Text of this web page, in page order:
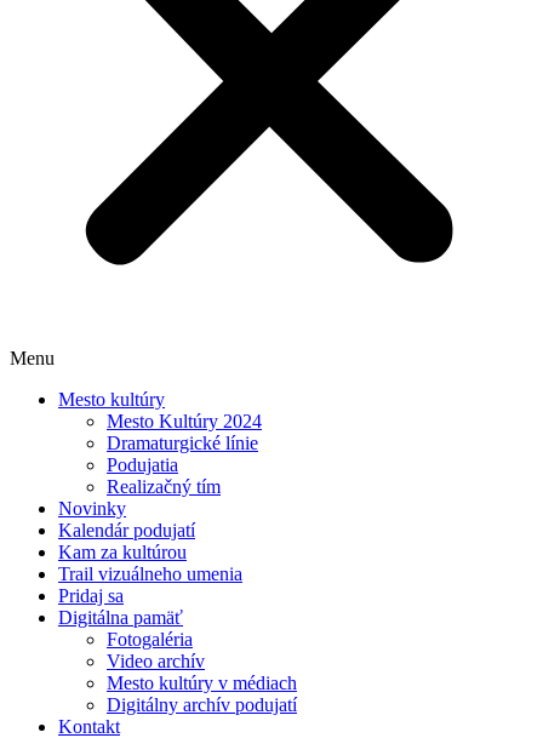
Menu
Mesto kultúry
Mesto Kultúry 2024
Dramaturgické línie
Podujatia
Realizačný tím
Novinky
Kalendár podujatí
Kam za kultúrou
Trail vizuálneho umenia
Pridaj sa
Digitálna pamäť
Fotogaléria
Video archív
Mesto kultúry v médiach
Digitálny archív podujatí
Kontakt